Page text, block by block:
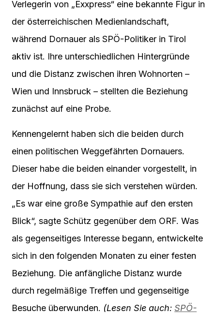
Verlegerin von „Exxpress“ eine bekannte Figur in
der österreichischen Medienlandschaft,
während Dornauer als SPÖ-Politiker in Tirol
aktiv ist. Ihre unterschiedlichen Hintergründe
und die Distanz zwischen ihren Wohnorten –
Wien und Innsbruck – stellten die Beziehung
zunächst auf eine Probe.
Kennengelernt haben sich die beiden durch
einen politischen Weggefährten Dornauers.
Dieser habe die beiden einander vorgestellt, in
der Hoffnung, dass sie sich verstehen würden.
„Es war eine große Sympathie auf den ersten
Blick“, sagte Schütz gegenüber dem ORF. Was
als gegenseitiges Interesse begann, entwickelte
sich in den folgenden Monaten zu einer festen
Beziehung. Die anfängliche Distanz wurde
durch regelmäßige Treffen und gegenseitige
Besuche überwunden. (Lesen Sie auch: SPÖ-